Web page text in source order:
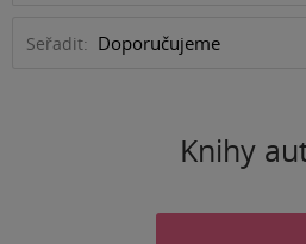
Seřadit:
Knihy